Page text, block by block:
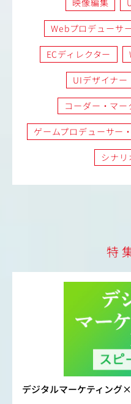
Webプロデューサ
ECディレクター
UIデザイナー
コーダー・マ
ゲームプロデューサー
シナリ
特
デジタルマーケティング